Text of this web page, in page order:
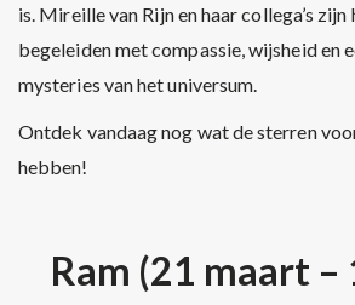
is. Mireille van Rijn en haar collega’s
begeleiden met compassie, wijsheid en
mysteries van het universum.
Ontdek vandaag nog wat de sterren
hebben!
Ram (21 maart –